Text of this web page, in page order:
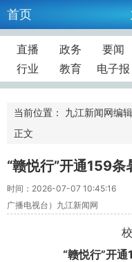
首页
直播 政务 要闻
行业
教育 电子报
当前位置： 九江新闻网编
正文
“赣悦行”开通159
时间：2026-07-07 10:45:16
广播电视台）九江新闻网
“赣悦行”开